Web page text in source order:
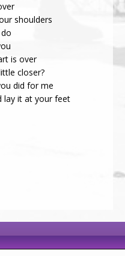
shoulders
is over
closer?
did for me
lay it at your feet